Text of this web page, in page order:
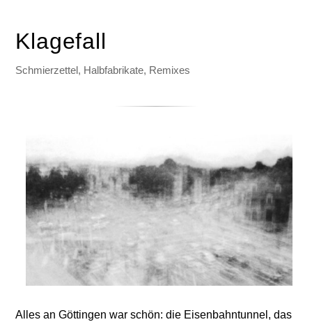
Klagefall
Schmierzettel, Halbfabrikate, Remixes
Alles an Göttingen war schön: die Eisenbahntunnel, das